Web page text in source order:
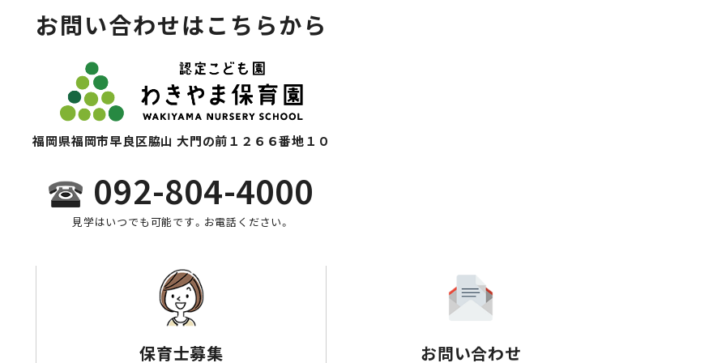
お問い合わせはこちらから
福岡県福岡市早良区脇山 大門の前１２６６番地１０
092-804-4000
見学はいつでも可能です。お電話ください。
保育士募集 お問い合わせ